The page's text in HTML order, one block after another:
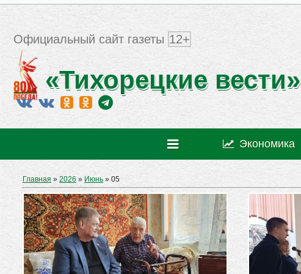
Официальный сайт газеты 12+
«Тихорецкие вести»
Экономика
Главная »2026 » Июнь » 05